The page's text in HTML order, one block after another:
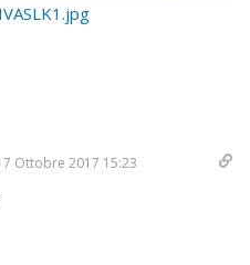
Ottobre 2017 15:23